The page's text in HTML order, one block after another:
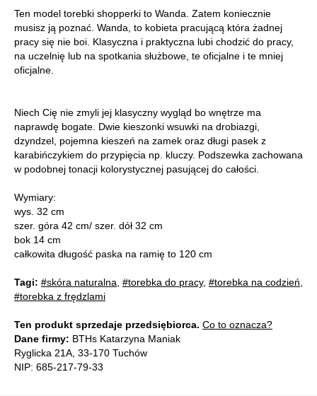
Ten model torebki shopperki to Wanda. Zatem koniecznie
musisz ją poznać. Wanda, to kobieta pracującą która żadnej
pracy się nie boi. Klasyczna i praktyczna lubi chodzić do pracy,
na uczelnię lub na spotkania służbowe, te oficjalne i te mniej
oficjalne.
Niech Cię nie zmyli jej klasyczny wygląd bo wnętrze ma
naprawdę bogate. Dwie kieszonki wsuwki na drobiazgi,
dzyndzel, pojemna kieszeń na zamek oraz długi pasek z
karabińczykiem do przypięcia np. kluczy. Podszewka zachowana
w podobnej tonacji kolorystycznej pasującej do całości.
Wymiary:
wys. 32 cm
szer. góra 42 cm/ szer. dół 32 cm
bok 14 cm
całkowita długość paska na ramię to 120 cm
Tagi: #skóra naturalna #torebka do pracy, #torebka na codzień
#torebka z frędzlami
Ten produkt sprzedaje przedsiębiorca. Co to oznacza?
Dane firmy: BTHs Katarzyna Maniak
Ryglicka 21A, 33-170 Tuchów
NIP: 685-217-79-33